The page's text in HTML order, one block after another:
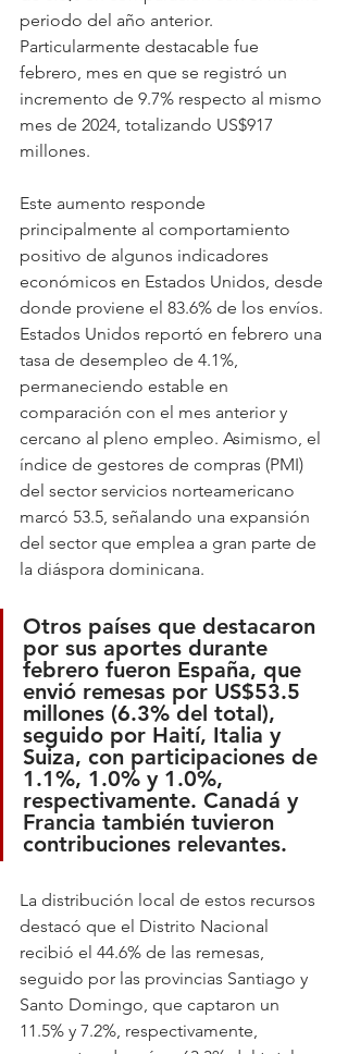
periodo del año anterior.
Particularmente destacable fue
febrero, mes en que se registró un
incremento de 9.7% respecto al mismo
mes de 2024, totalizando US$917
millones.
Este aumento responde
principalmente al comportamiento
positivo de algunos indicadores
económicos en Estados Unidos, desde
donde proviene el 83.6% de los envíos.
Estados Unidos reportó en febrero una
tasa de desempleo de 4.1%,
permaneciendo estable en
comparación con el mes anterior y
cercano al pleno empleo. Asimismo, el
índice de gestores de compras (PMI)
del sector servicios norteamericano
marcó 53.5, señalando una expansión
del sector que emplea a gran parte de
la diáspora dominicana.
Otros países que destacaron
por sus aportes durante
febrero fueron España, que
envió remesas por US$53.5
millones (6.3% del total),
seguido por Haití, Italia y
Suiza, con participaciones de
1.1%, 1.0% y 1.0%,
respectivamente. Canadá y
Francia también tuvieron
contribuciones relevantes.
La distribución local de estos recursos
destacó que el Distrito Nacional
recibió el 44.6% de las remesas,
seguido por las provincias Santiago y
Santo Domingo, que captaron un
11.5% y 7.2%, respectivamente,